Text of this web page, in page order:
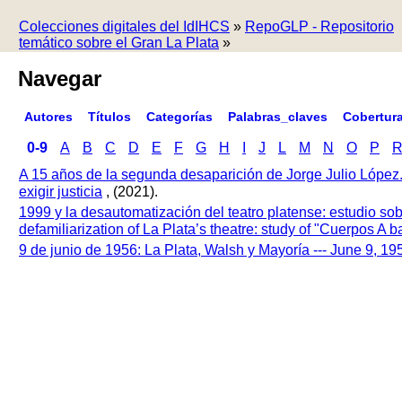
Colecciones digitales del IdIHCS » RepoGLP - Repositorio
temático sobre el Gran La Plata »
Navegar
Autores Títulos Categorías Palabras_claves
0-9 A B C D E F G H J L M N O P
R
A 15 años de la segunda desaparición de Jorge Julio
exigir justicia , (2021).
1999 y la desautomatización del teatro platense: estudio
defamiliarization of La Plata’s theatre: study of "Cuerpos A
9 de junio de 1956: La Plata, Walsh y Mayoría --- June 9,